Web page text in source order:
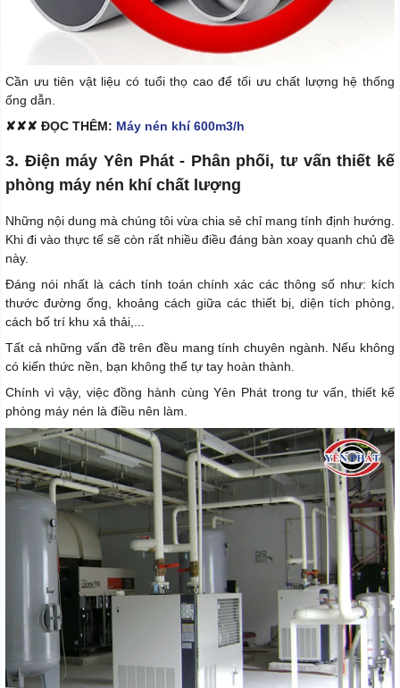
Cần ưu tiên vật liệu có tuổi thọ cao để tối ưu chất lượng hệ thống
ống dẫn.
✘✘✘ ĐỌC THÊM: Máy nén khí 600m3/h
3. Điện máy Yên Phát - Phân phối, tư vấn thiết kế
phòng máy nén khí chất lượng
Những nội dung mà chúng tôi vừa chia sẻ chỉ mang tính định hướng.
Khi đi vào thực tế sẽ còn rất nhiều điều đáng bàn xoay quanh chủ đề
này.
Đáng nói nhất là cách tính toán chính xác các thông số như: kích
thước đường ống, khoảng cách giữa các thiết bị, diện tích phòng,
cách bố trí khu xả thải,...
Tất cả những vấn đề trên đều mang tính chuyên ngành. Nếu không
có kiến thức nền, bạn không thể tự tay hoàn thành.
Chính vì vậy, việc đồng hành cùng Yên Phát trong tư vấn, thiết kế
phòng máy nén là điều nên làm.